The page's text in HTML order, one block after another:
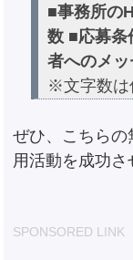
■事務所の
数 ■応募条
者へのメ
※文字数は
ぜひ、こちら
用活動を成功さ
SPONSORED LINK